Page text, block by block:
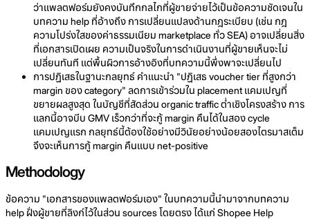
ว่าแพลตฟอร์มยังคงบันทึกกลไกที่ผู้ขายจ่ายไว้เป็นข้อความชัดเจนใน
บทความ help ที่อ้างถึง การเปลี่ยนแปลงด้านกฎระเบียบ (เช่น กฎ
ความโปร่งใสของค่าธรรมเนียม marketplace ทั่ว SEA) อาจเปลี่ยนสิ่ง
ที่เอกสารเปิดเผย ความเป็นจริงในการดำเนินงานที่ผู้ขายเห็นจะไม่
เปลี่ยนทันที แต่พื้นผิวการอ้างอิงที่บทความนี้พึ่งพาจะเปลี่ยนไป
การปฏิเสธในฐานะกลยุทธ์ คำแนะนำ "ปฏิเสธ voucher tier ที่สูงกว่า
margin ของ category" ลดการเข้าร่วมใน placement แคมเปญที่
ขยายผลสูงสุด ในบัญชีที่สัดส่วน organic traffic ต่ำเชิงโครงสร้าง การ
แลกนี้อาจบีบ GMV เร็วกว่าที่จะกู้ margin คืนได้ในสอง cycle
แคมเปญแรก กลยุทธ์นี้ต้องใช้อย่างมีวินัยอย่างน้อยสองไตรมาสเต็ม
จึงจะเห็นการกู้ margin คืนแบบ net-positive
Methodology
ข้อความ "เอกสารของแพลตฟอร์มเอง" ในบทความนี้นำมาจากบทความ
help ฝั่งผู้ขายที่ลิงก์ไว้ในส่วน sources โดยตรง ได้แก่ Shopee Help